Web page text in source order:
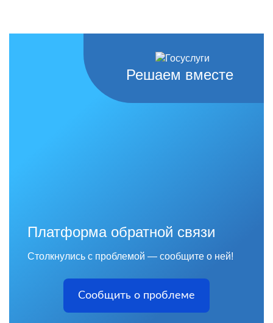
Решаем вместе
Платформа обратной связи
Столкнулись с проблемой — сообщите о ней!
Сообщить о проблеме